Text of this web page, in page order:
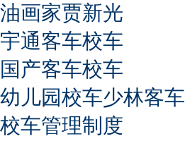
油画家贾新光
宇通客车校车
国产客车校车
幼儿园校车少林客车
校车管理制度